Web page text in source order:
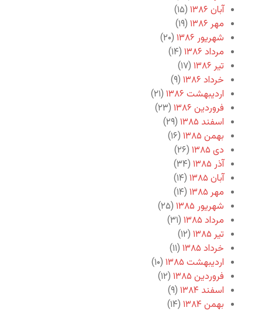
آبان ۱۳۸۶
(۱۵)
مهر ۱۳۸۶
(۱۹)
شهریور ۱۳۸۶
(۲۰)
مرداد ۱۳۸۶
(۱۴)
تیر ۱۳۸۶
(۱۷)
خرداد ۱۳۸۶
(۹)
اردیبهشت ۱۳۸۶
(۲۱)
فروردین ۱۳۸۶
(۲۳)
اسفند ۱۳۸۵
(۲۹)
بهمن ۱۳۸۵
(۱۶)
دی ۱۳۸۵
(۲۶)
آذر ۱۳۸۵
(۳۴)
آبان ۱۳۸۵
(۱۴)
مهر ۱۳۸۵
(۱۴)
شهریور ۱۳۸۵
(۲۵)
مرداد ۱۳۸۵
(۳۱)
تیر ۱۳۸۵
(۱۲)
خرداد ۱۳۸۵
(۱۱)
اردیبهشت ۱۳۸۵
(۱۰)
فروردین ۱۳۸۵
(۱۲)
اسفند ۱۳۸۴
(۹)
بهمن ۱۳۸۴
(۱۴)